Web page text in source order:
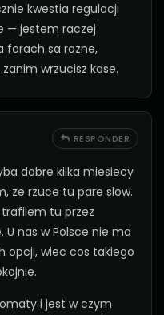
kwestia regulacji
— jestem raczej
forach sa rozne,
wrzucisz kase.
dobre kilka miesiecy
ze rzuce tu pare slow.
tu przez
U nas w Polsce nie ma
opcji, wiec cos takiego
i jest w czym
RESPONDER